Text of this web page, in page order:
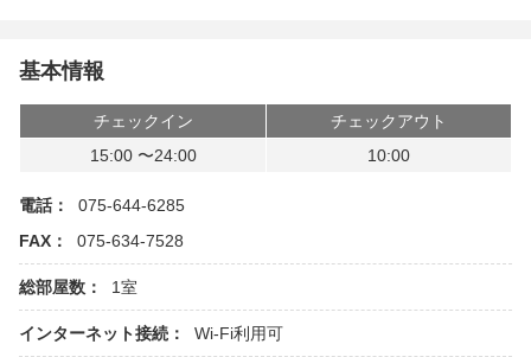
基本情報
チェックイン
チェックアウト
15:00 〜24:00
10:00
電話：
075-644-6285
FAX：
075-634-7528
総部屋数： 1室
インターネット接続： Wi-Fi利用可